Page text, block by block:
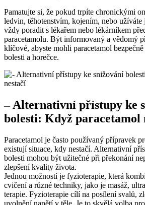
Pamatujte si, že pokud trpíte chronickými
ledvin, těhotenstvím, kojením, nebo užíváte
vždy poradit s lékařem nebo lékárníkem
paracetamolu. Být informovaný a vědomý
klíčové, abyste mohli paracetamol
bolesti a horečce.
– Alternativní přístupy ke
bolesti: Když paracetamol
Paracetamol je často používaný přípravek
existují situace, kdy nestačí. Alternativní
bolesti mohou být užitečné při překonání
zlepšení kvality života.
Jednou možností je fyzioterapie, která
cvičení a různé techniky, jako je masáž,
terapie. Fyzioterapie cílí na posílení svalů,
uvolnění napětí v těle. Je to skvělá volba